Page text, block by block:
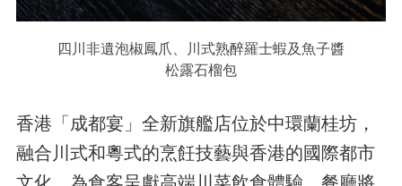
四川非遺泡椒鳳爪、川式熟醉羅士蝦及魚子醬
松露石榴包
香港「成都宴」全新旗艦店位於中環蘭桂坊，
融合川式和粵式的烹飪技藝與香港的國際都市